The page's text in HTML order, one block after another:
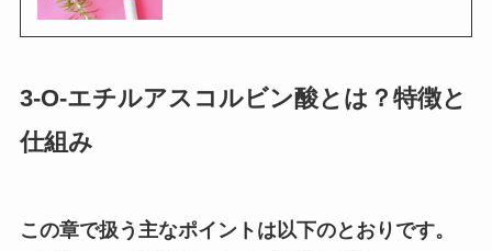
3-O-エチルアスコルビン酸とは？特徴と
仕組み
この章で扱う主なポイントは以下のとおりです。